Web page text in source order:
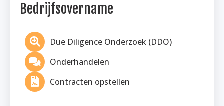
Bedrijfsovername
Due Diligence Onderzoek (DDO)
Onderhandelen
Contracten opstellen